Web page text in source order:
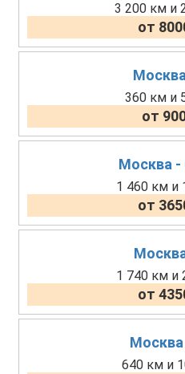
3 200 км и
от
360 км и
от
Москва -
1 460 км и
от
1 740 км и
от
Москва
640 км и